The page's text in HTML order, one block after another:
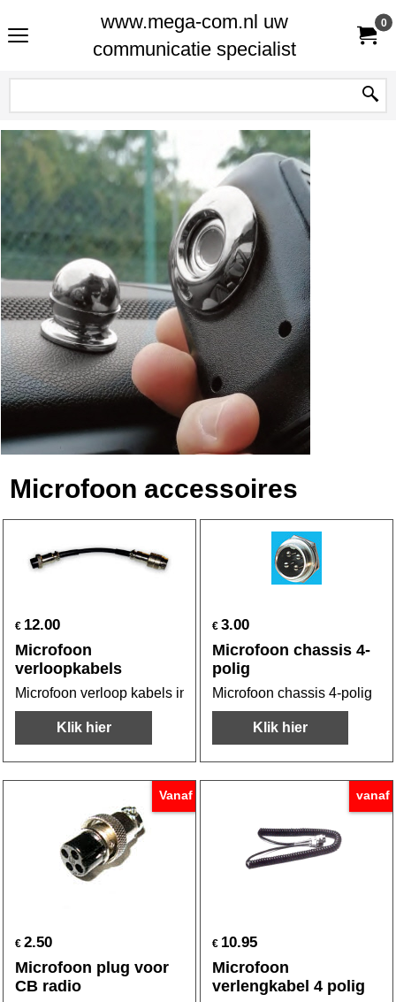
www.mega-com.nl uw
communicatie specialist
0
Microfoon accessoires
€ 12.00
Microfoon
verloopkabels
Microfoon verloop kabels in diverse uitvoeringen!
Klik hier
€ 3.00
Microfoon chassis 4-
polig
Microfoon chassis 4-polig
Klik hier
Vanaf
€ 2.50
Microfoon plug voor
CB radio
vanaf
€ 10.95
Microfoon
verlengkabel 4 polig